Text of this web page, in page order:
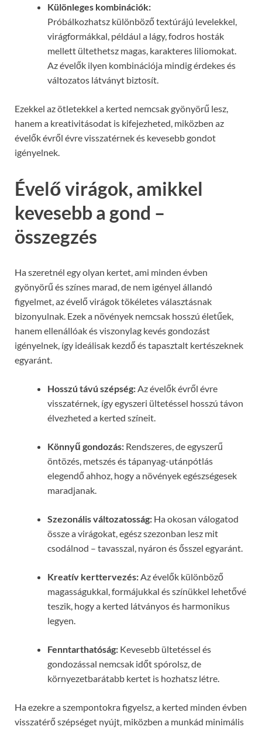
Különleges kombinációk:
Próbálkozhatsz különböző textúrájú levelekkel,
virágformákkal, például a lágy, fodros hosták
mellett ültethetsz magas, karakteres liliomokat.
Az évelők ilyen kombinációja mindig érdekes és
változatos látványt biztosít.
Ezekkel az ötletekkel a kerted nemcsak gyönyörű lesz,
hanem a kreativitásodat is kifejezheted, miközben az
évelők évről évre visszatérnek és kevesebb gondot
igényelnek.
Évelő virágok, amikkel
kevesebb a gond –
összegzés
Ha szeretnél egy olyan kertet, ami minden évben
gyönyörű és színes marad, de nem igényel állandó
figyelmet, az évelő virágok tökéletes választásnak
bizonyulnak. Ezek a növények nemcsak hosszú életűek,
hanem ellenállóak és viszonylag kevés gondozást
igényelnek, így ideálisak kezdő és tapasztalt kertészeknek
egyaránt.
Hosszú távú szépség:Az évelők évről évre
visszatérnek, így egyszeri ültetéssel hosszú távon
élvezheted a kerted színeit.
Könnyű gondozás: Rendszeres, de egyszerű
öntözés, metszés és tápanyag-utánpótlás
elegendő ahhoz, hogy a növények egészségesek
maradjanak.
Szezonális változatosság: Ha okosan válogatod
össze a virágokat, egész szezonban lesz mit
csodálnod – tavasszal, nyáron és ősszel egyaránt.
Kreatív kerttervezés:Az évelők különböző
magasságukkal, formájukkal és színükkel lehetővé
teszik, hogy a kerted látványos és harmonikus
legyen.
Fenntarthatóság: Kevesebb ültetéssel és
gondozással nemcsak időt spórolsz, de
környezetbarátabb kertet is hozhatsz létre.
Ha ezekre a szempontokra figyelsz, a kerted minden évben
visszatérő szépséget nyújt, miközben a munkád minimális